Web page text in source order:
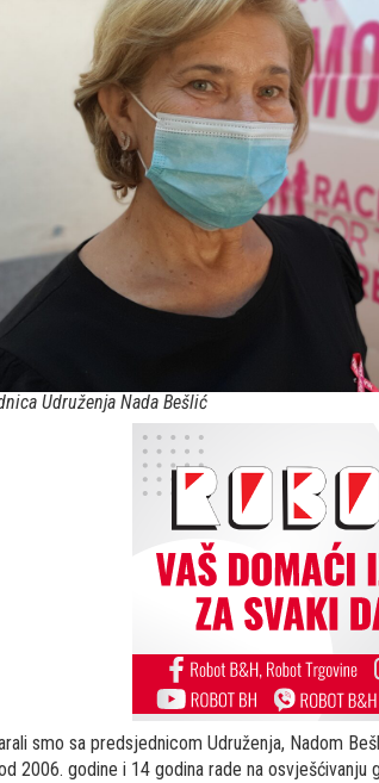
Udruženja Nada Bešlić
smo sa predsjednicom Udruženja, Nadom
2006. godine i 14 godina rade na osvješćivanju